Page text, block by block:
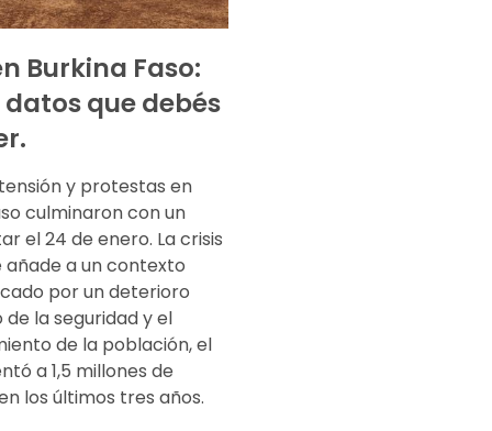
Burkina Faso:
que debés
y protestas en
culminaron con un
el 24 de enero. La crisis
a un contexto
por un deterioro
la seguridad y el
de la población, el
a 1,5 millones de
los últimos tres años.